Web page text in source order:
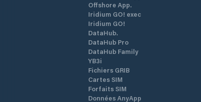
Offshore App.
Iridium GO! exec
Iridium GO!
DataHub.
DataHub Pro
DataHub Family
YB3i
Fichiers GRIB
Cartes SIM
Forfaits SIM
Données AnyApp